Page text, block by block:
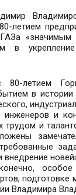
летием
«значимым
в укрепление
летием
в истории
и
трудом и
Владимира